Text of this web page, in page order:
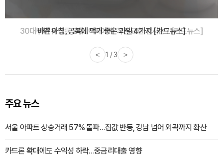
30대부터 유병률 2배...여자에게 꼭 필요한 검사는? [카드뉴스]
< 2 / 3 >
주요 뉴스
서울 아파트 상승거래 57% 돌파…집값 반등, 강남 넘어 외곽까지 확산
카드론 확대에도 수익성 하락…중금리대출 영향